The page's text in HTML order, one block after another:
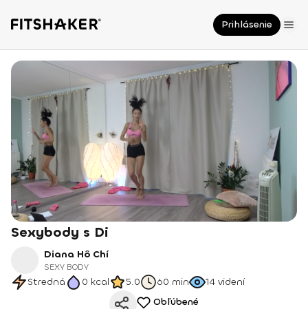
Prihlásenie
Sexybody s Di
Diana Hô Chí
SEXY BODY
Stredná 0 kcal 5.0 60 min 14 videní
Obľúbené